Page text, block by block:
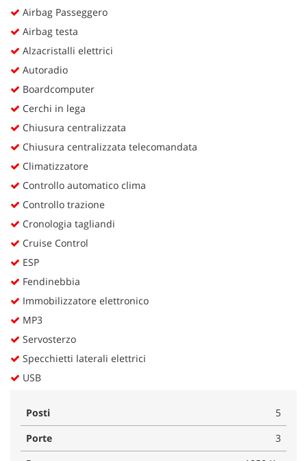
Airbag Passeggero
Airbag testa
Alzacristalli elettrici
Autoradio
Boardcomputer
Cerchi in lega
Chiusura centralizzata
Chiusura centralizzata telecomandata
Climatizzatore
Controllo automatico clima
Controllo trazione
Cronologia tagliandi
Cruise Control
ESP
Fendinebbia
Immobilizzatore elettronico
MP3
Servosterzo
Specchietti laterali elettrici
USB
Posti
5
Porte
3